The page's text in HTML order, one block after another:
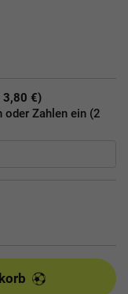
3,80 €)
Zahlen ein (2